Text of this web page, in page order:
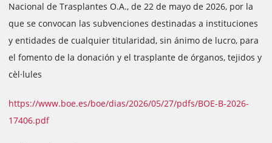
Nacional de Trasplantes O.A., de 22 de mayo de 2026, por la
que se convocan las subvenciones destinadas a instituciones
y entidades de cualquier titularidad, sin ánimo de lucro, para
el fomento de la donación y el trasplante de órganos, tejidos y
cèl·lules
https://www.boe.es/boe/dias/2026/05/27/pdfs/BOE-B-2026-
17406.pdf